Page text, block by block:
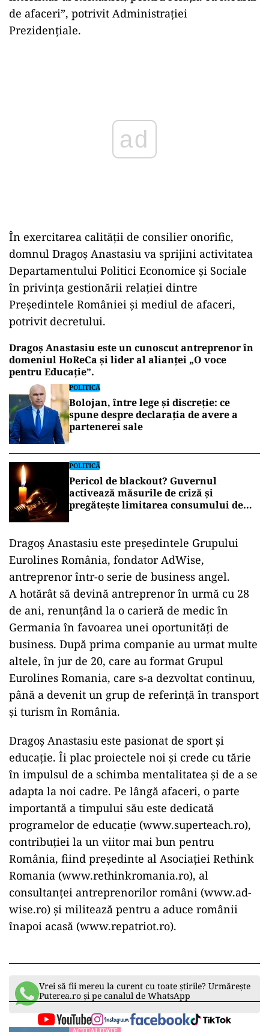
de afaceri”, potrivit Administrației
Prezidențiale.
În exercitarea calităţii de consilier onorific,
domnul Dragoș Anastasiu va sprijini activitatea
Departamentului Politici Economice și Sociale
în privinţa gestionării relaţiei dintre
Președintele României și mediul de afaceri,
potrivit decretului.
Dragoș Anastasiu este un cunoscut antreprenor în
domeniul HoReCa și lider al alianței „O voce
pentru Educație”.
POLITICĂ
Bolojan, între lege și discreție: ce
spune despre declarația de avere a
partenerei sale
POLITICĂ
Pericol de blackout? Guvernul
activează măsurile de criză și
pregătește limitarea consumului de
Dragoș Anastasiu este președintele Grupului
Eurolines România, fondator AdWise,
antreprenor într-o serie de business angel.
A hotărât să devină antreprenor în urmă cu 28
de ani, renunțând la o carieră de medic în
Germania în favoarea unei oportunități de
business. După prima companie au urmat multe
altele, în jur de 20, care au format Grupul
Eurolines Romania, care s-a dezvoltat continuu,
până a devenit un grup de referință în transport
și turism în România.
Dragoș Anastasiu este pasionat de sport și
educație. Îi plac proiectele noi și crede cu tărie
în impulsul de a schimba mentalitatea și de a se
adapta la noi cadre. Pe lângă afaceri, o parte
importantă a timpului său este dedicată
programelor de educație (www.superteach.ro),
contribuției la un viitor mai bun pentru
România, fiind președinte al Asociației Rethink
Romania (www.rethinkromania.ro), al
consultanței antreprenorilor români (www.ad-
wise.ro) și militează pentru a aduce românii
înapoi acasă (www.repatriot.ro).
Vrei să fii mereu la curent cu toate știrile? Urmărește
Puterea.ro și pe canalul de WhatsApp